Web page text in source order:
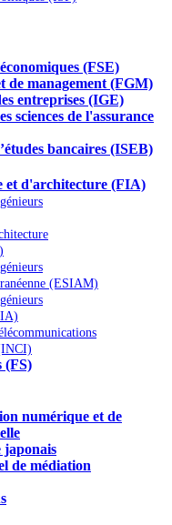
(FSE)
de management (FGM)
entreprises (IGE)
sciences de l'assurance
bancaires (ISEB)
et d'architecture (FIA)
(ESIAM)
(FS)
numérique et de
japonais
de médiation